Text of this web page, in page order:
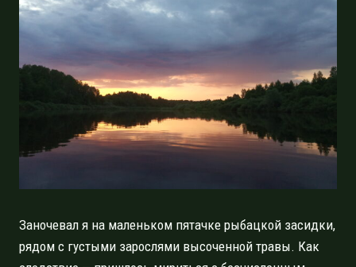
Заночевал я на маленьком пятачке рыбацкой засидки,
рядом с густыми зарослями высоченной травы. Как